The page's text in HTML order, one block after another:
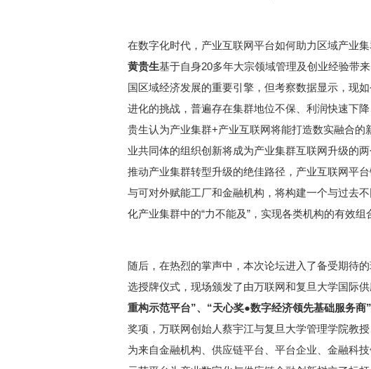
在数字化时代，产业互联网平台如何助力区域产业集
黄贵生基于自身20多年大宗领域管理及创业经验带
国区域经济发展的重要引擎，但考察数据显示，现
进化的挑战，普遍存在集群地位不保、利润快速下
贵生认为产业集群+产业互联网将能打造数实融合
业共同体的组织创新将成为产业集群互联网升级的
推动产业集群转型升级的绝佳路径，产业互联网平
与可对外赋能工厂和金融机构，将构建一个与过去
化产业集群中的“力不能及”，实现各类机构的有效组
随后，在热烈的掌声中，本次论坛进入了备受期待
选授牌仪式，现场颁发了由万联网和复旦大学国际
重构示范平台”、“天心奖●数字经济领先基础服务
奖项，万联网创始人蔡宇江与复旦大学管理学院教
为来自金融机构、供应链平台、平台企业、金融科